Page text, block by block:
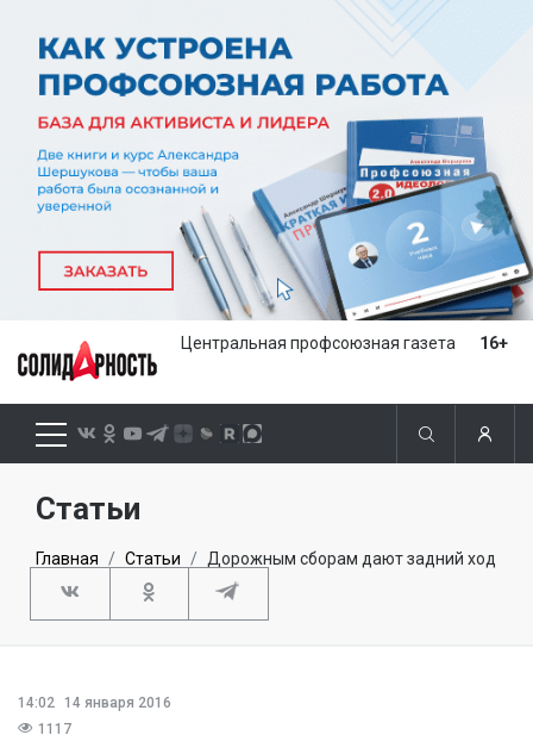
Центральная профсоюзная газета 16+
Статьи
Главная Статьи Дорожным сборам дают задний ход
14:02 14 января 2016
1117